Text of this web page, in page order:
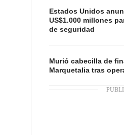
Estados Unidos
US$1.000 millones
de seguridad
Murió cabecilla de
Marquetalia tras